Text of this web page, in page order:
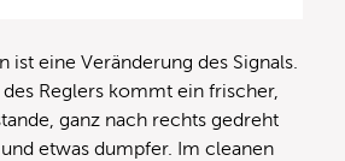
ist eine Veränderung des Signals.
des Reglers kommt ein frischer,
ganz nach rechts gedreht
etwas dumpfer. Im cleanen